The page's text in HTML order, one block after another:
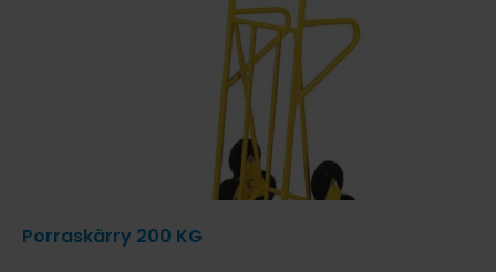
Porraskärry 200 KG